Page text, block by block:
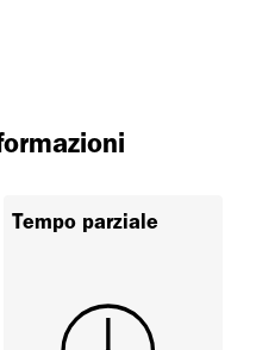
Tempo parziale